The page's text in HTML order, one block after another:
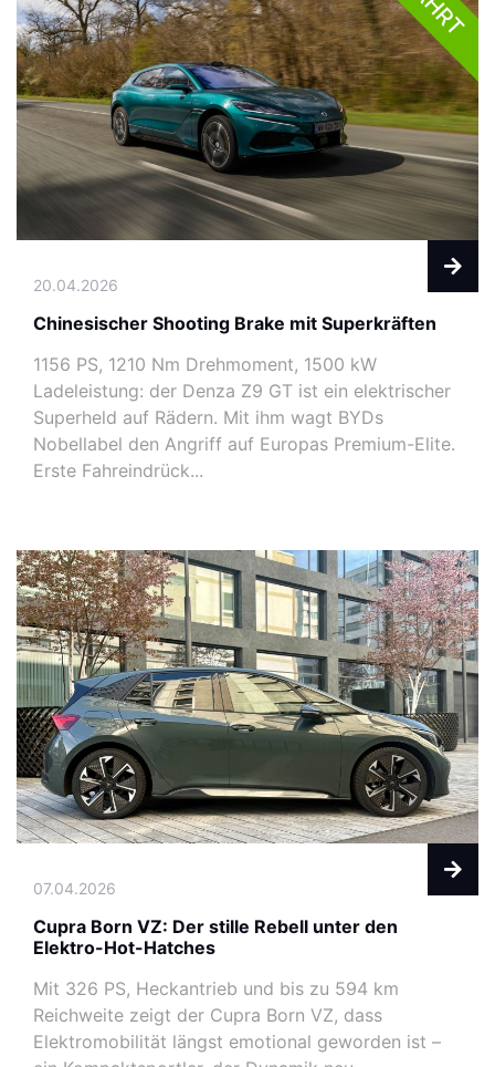
20.04.2026
Chinesischer Shooting Brake mit Superkräften
1156 PS, 1210 Nm Drehmoment, 1500 kW
Ladeleistung: der Denza Z9 GT ist ein elektrischer
Superheld auf Rädern. Mit ihm wagt BYDs
Nobellabel den Angriff auf Europas Premium-Elite.
Erste Fahreindrück...
07.04.2026
Cupra Born VZ: Der stille Rebell unter den
Elektro-Hot-Hatches
Mit 326 PS, Heckantrieb und bis zu 594 km
Reichweite zeigt der Cupra Born VZ, dass
Elektromobilität längst emotional geworden ist –